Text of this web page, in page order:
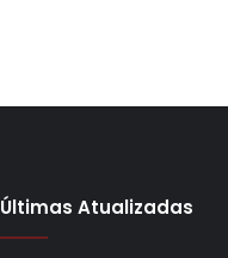
Últimas Atualizadas